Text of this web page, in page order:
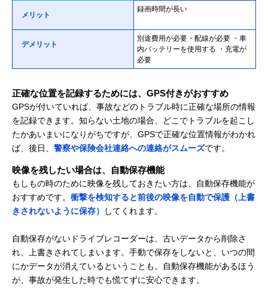
メリット
録画時間が長い
デメリット
別途費用が必要・配線が必要 ・車
内バッテリーを使用する ・充電が
必要
正確な位置を記録するためには、GPS付きがおすすめ
GPSが付いていれば、事故などのトラブル時に正確な場所の情報
を記録できます。知らない土地の場合、どこでトラブルを起こし
たかあいまいになりがちですが、GPSで正確な位置情報がわかれ
ば、後日、 警察や保険会社連絡への連絡がスムーズです。
映像を残したい場合は、自動保存機能
もしもの時のために映像を残しておきたい方は、自動保存機能が
おすすめです。 衝撃を検知すると前後の映像を自動で保護（上書
きされないように保存）
してくれます。
自動保存がないドライブレコーダーは、古いデータから削除さ
れ、上書きされてしまいます。手動で保存をしないと、いつの間
にかデータが消えているということも。自動保存機能があるほう
が、事故が発生した時でも慌てずに安心できます。